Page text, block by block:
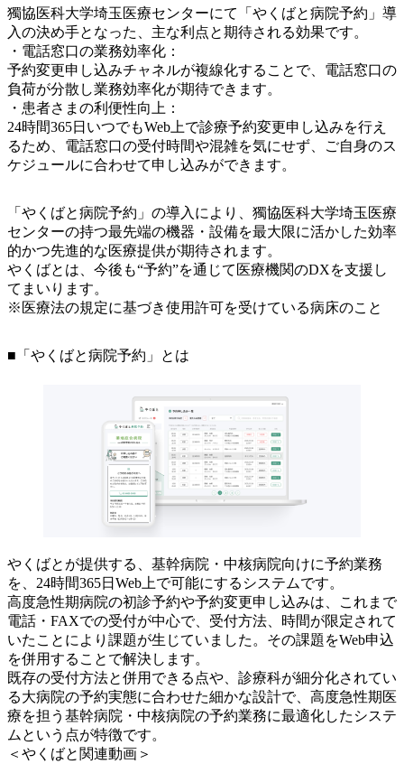
獨協医科大学埼玉医療センターにて「やくばと病院予約」導
入の決め手となった、主な利点と期待される効果です。
・電話窓口の業務効率化：
予約変更申し込みチャネルが複線化することで、電話窓口の
負荷が分散し業務効率化が期待できます。
・患者さまの利便性向上：
24時間365日いつでもWeb上で診療予約変更申し込みを行え
るため、電話窓口の受付時間や混雑を気にせず、ご自身のス
ケジュールに合わせて申し込みができます。
「やくばと病院予約」の導入により、獨協医科大学埼玉医療
センターの持つ最先端の機器・設備を最大限に活かした効率
的かつ先進的な医療提供が期待されます。
やくばとは、今後も“予約”を通じて医療機関のDXを支援し
てまいります。
※医療法の規定に基づき使用許可を受けている病床のこと
■「やくばと病院予約」とは
やくばとが提供する、基幹病院・中核病院向けに予約業務
を、24時間365日Web上で可能にするシステムです。
高度急性期病院の初診予約や予約変更申し込みは、これまで
電話・FAXでの受付が中心で、受付方法、時間が限定されて
いたことにより課題が生じていました。その課題をWeb申込
を併用することで解決します。
既存の受付方法と併用できる点や、診療科が細分化されてい
る大病院の予約実態に合わせた細かな設計で、高度急性期医
療を担う基幹病院・中核病院の予約業務に最適化したシステ
ムという点が特徴です。
＜やくばと関連動画＞